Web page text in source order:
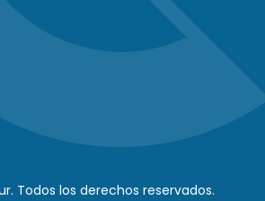
Todos los derechos reservados.